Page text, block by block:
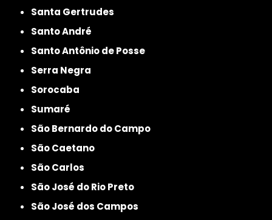
Santa Gertrudes
Santo André
Santo Antônio de Posse
Serra Negra
Sorocaba
Sumaré
São Bernardo do Campo
São Caetano
São Carlos
São José do Rio Preto
São José dos Campos